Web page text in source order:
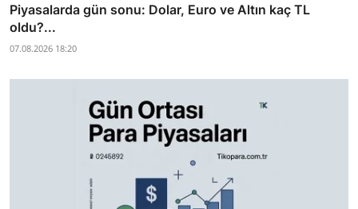
Piyasalarda gün sonu: Dolar, Euro ve Altın kaç TL
oldu?...
07.08.2026 18:20